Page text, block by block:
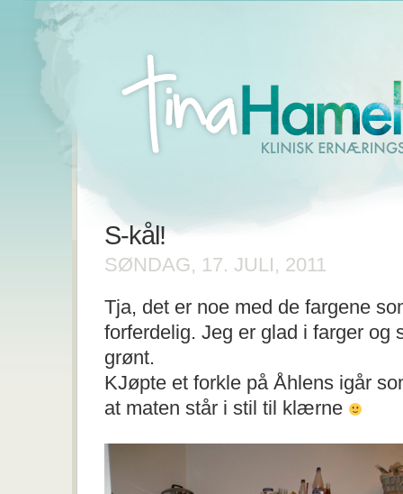
S-kål!
SØNDAG, 17. JULI, 2011
Tja, det er noe med de fargene
forferdelig. Jeg er glad i farger og
grønt.
KJøpte et forkle på Åhlens igår
at maten står i stil til klærne